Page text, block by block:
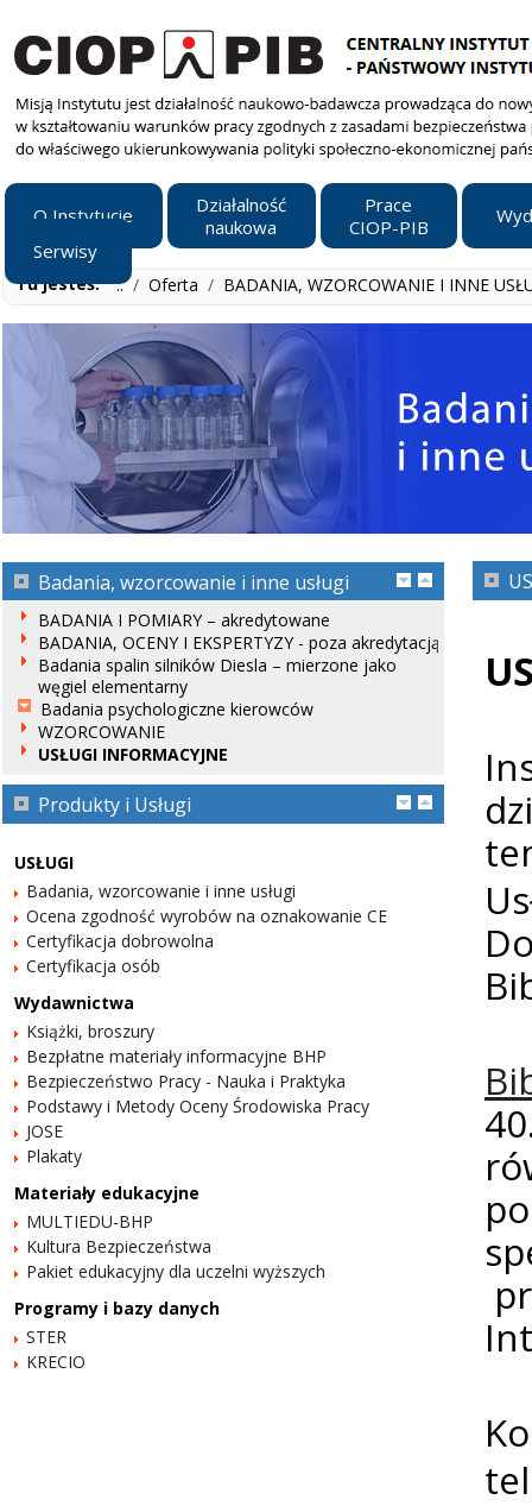
O Instytucie
Działalność
naukowa
Prace
CIOP-PIB
Serwisy
Tu jesteś: ../ Oferta / BADANIA, WZORCOWANIE I INNE
Badania, wzorcowanie i inne usługi
BADANIA I POMIARY – akredytowane
BADANIA, OCENY I EKSPERTYZY - poza akredytacją
Badania spalin silników Diesla – mierzone jako
węgiel elementarny
Badania psychologiczne kierowców
WZORCOWANIE
USŁUGI INFORMACYJNE
Produkty i Usługi
USŁUGI
Badania, wzorcowanie i inne usługi
Ocena zgodność wyrobów na oznakowanie CE
Certyfikacja dobrowolna
Certyfikacja osób
Wydawnictwa
Książki, broszury
Bezpłatne materiały informacyjne BHP
Bezpieczeństwo Pracy - Nauka i Praktyka
Podstawy i Metody Oceny Środowiska Pracy
JOSE
Plakaty
Materiały edukacyjne
MULTIEDU-BHP
Kultura Bezpieczeństwa
Pakiet edukacyjny dla uczelni wyższych
Programy i bazy danych
STER
KRECIO